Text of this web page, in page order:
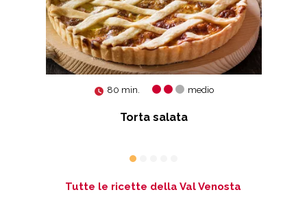
80 min. medio
Torta salata
Tutte le ricette della Val Venosta